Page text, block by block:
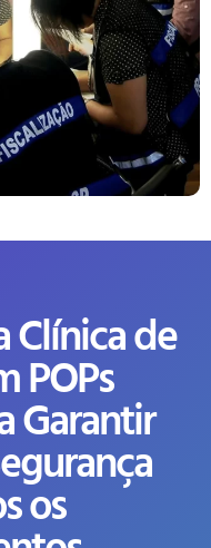
Clínica de
POPs
Garantir
os